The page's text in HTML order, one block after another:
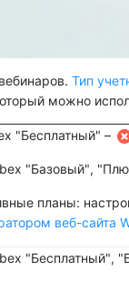
Тип
можно
"Бесплатный" –
"Базовый",
планы:
веб-сайта
"Бесплатный",